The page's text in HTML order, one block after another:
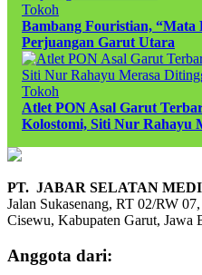
Tokoh
Bambang Fouristian, “Mata
Perjuangan Garut Utara
Tokoh
Atlet PON Asal Garut
Kolostomi, Siti Nur Rahayu
PT. JABAR SELATAN
Jalan Sukasenang, RT 02/RW
Cisewu, Kabupaten Garut, Jawa
Anggota dari: